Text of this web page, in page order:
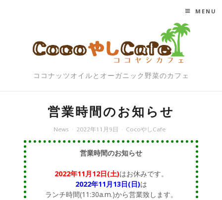
ココナッツオイルとオーガニック野菜のカフェ
MENU
営業時間のお知らせ
News 2022年11月9日 CocoやしCafe
営業時間のお知らせ
2022年11月12日(土)はお休みです。
2022年11月13日(日)は
ランチ時間(11:30a.m.)から営業致します。